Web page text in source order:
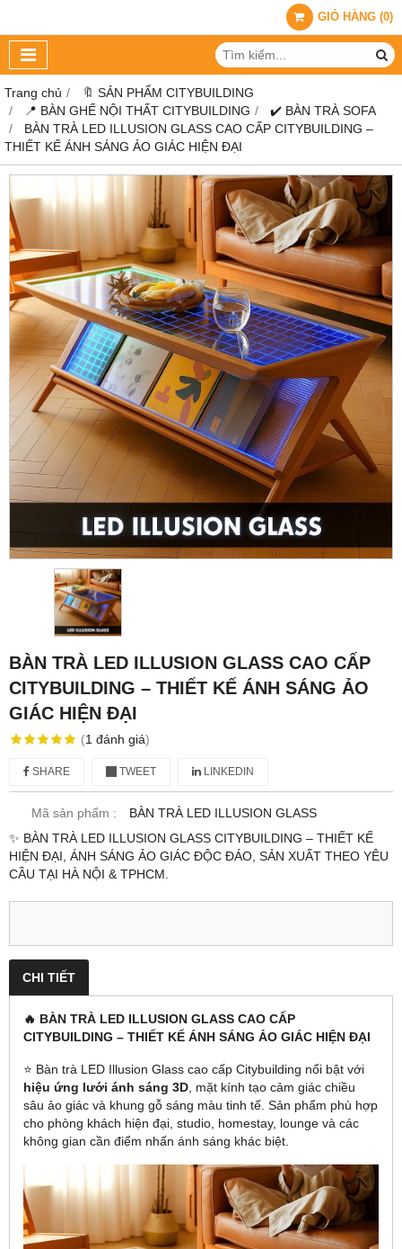
GIỎ HÀNG (0)
Trang chủ
🔖 SẢN PHẨM CITYBUILDING
📍 BÀN GHẾ NỘI THẤT CITYBUILDING
✔️ BÀN TRÀ SOFA
BÀN TRÀ LED ILLUSION GLASS CAO CẤP CITYBUILDING –
THIẾT KẾ ÁNH SÁNG ẢO GIÁC HIỆN ĐẠI
BÀN TRÀ LED ILLUSION GLASS CAO CẤP
CITYBUILDING – THIẾT KẾ ÁNH SÁNG ẢO
GIÁC HIỆN ĐẠI
(1 đánh giá)
SHARE TWEET LINKEDIN
Mã sản phẩm :
BÀN TRÀ LED ILLUSION GLASS
✨ BÀN TRÀ LED ILLUSION GLASS CITYBUILDING – THIẾT KẾ
HIỆN ĐẠI, ÁNH SÁNG ẢO GIÁC ĐỘC ĐÁO, SẢN XUẤT THEO YÊU
CẦU TẠI HÀ NỘI & TPHCM.
CHI TIẾT
🔥 BÀN TRÀ LED ILLUSION GLASS CAO CẤP
CITYBUILDING – THIẾT KẾ ÁNH SÁNG ẢO GIÁC HIỆN ĐẠI
⭐ Bàn trà LED Illusion Glass cao cấp Citybuilding nổi bật với
hiệu ứng lưới ánh sáng 3D , mặt kính tạo cảm giác chiều
sâu ảo giác và khung gỗ sáng màu tinh tế. Sản phẩm phù hợp
cho phòng khách hiện đại, studio, homestay, lounge và các
không gian cần điểm nhấn ánh sáng khác biệt.